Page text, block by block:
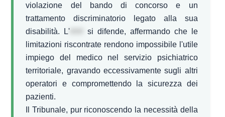
violazione del bando di concorso e un
trattamento discriminatorio legato alla sua
disabilità. L'
si difende, affermando che le
limitazioni riscontrate rendono impossibile l'utile
impiego del medico nel servizio psichiatrico
territoriale, gravando eccessivamente sugli altri
operatori e compromettendo la sicurezza dei
pazienti.
Il Tribunale, pur riconoscendo la necessità della